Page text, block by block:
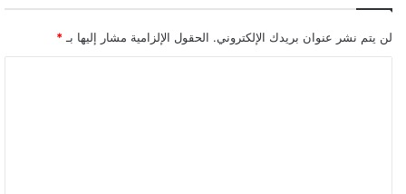
لن يتم نشر عنوان بريدك الإلكتروني. الحقول الإلزامية مشار إليها بـ *